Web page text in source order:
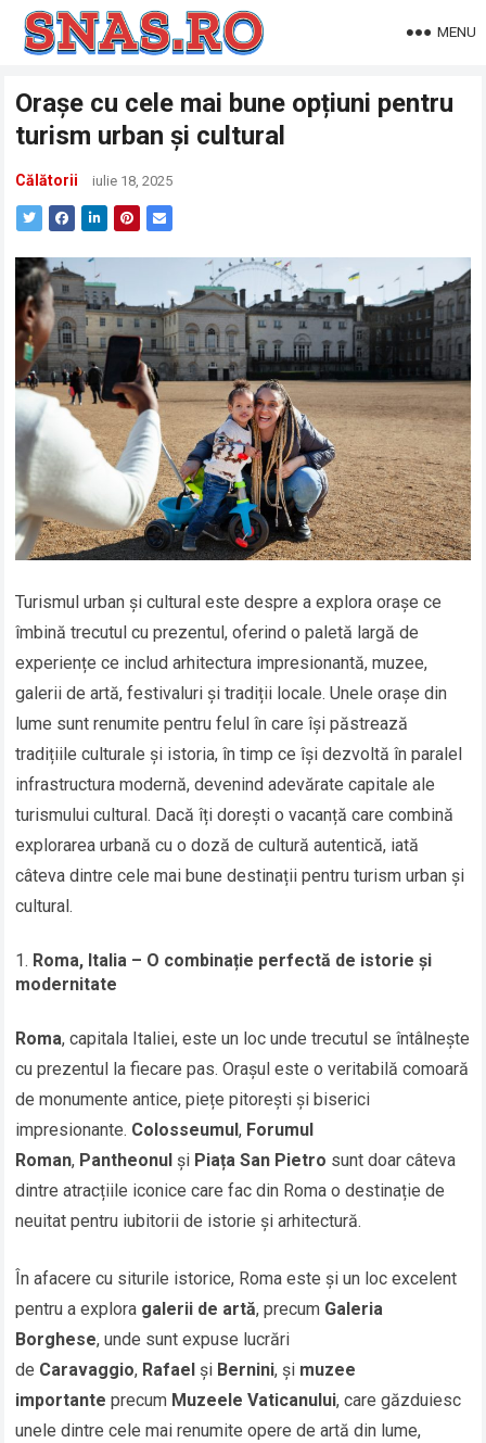
MENU
Orașe cu cele mai bune opțiuni pentru
turism urban și cultural
Călătorii iulie 18, 2025
Turismul urban și cultural este despre a explora orașe ce
îmbină trecutul cu prezentul, oferind o paletă largă de
experiențe ce includ arhitectura impresionantă, muzee,
galerii de artă, festivaluri și tradiții locale. Unele orașe din
lume sunt renumite pentru felul în care își păstrează
tradițiile culturale și istoria, în timp ce își dezvoltă în paralel
infrastructura modernă, devenind adevărate capitale ale
turismului cultural. Dacă îți dorești o vacanță care combină
explorarea urbană cu o doză de cultură autentică, iată
câteva dintre cele mai bune destinații pentru turism urban și
cultural.
Roma, Italia – O combinație perfectă de istorie și
modernitate
Roma, capitala Italiei, este un loc unde trecutul se întâlnește
cu prezentul la fiecare pas. Orașul este o veritabilă comoară
de monumente antice, piețe pitorești și biserici
impresionante. Colosseumul, Forumul
Roman, Pantheonul și Piața San Pietro sunt doar câteva
dintre atracțiile iconice care fac din Roma o destinație de
neuitat pentru iubitorii de istorie și arhitectură.
În afacere cu siturile istorice, Roma este și un loc excelent
pentru a explora galerii de artă, precum Galeria
Borghese, unde sunt expuse lucrări
de Caravaggio, Rafael și Bernini, și muzee
importante precum Muzeele Vaticanului, care găzduiesc
unele dintre cele mai renumite opere de artă din lume,